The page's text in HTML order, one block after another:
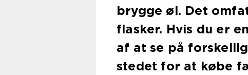
brygge øl. Det
flasker. Hvis du er
af at se på
stedet for at købe